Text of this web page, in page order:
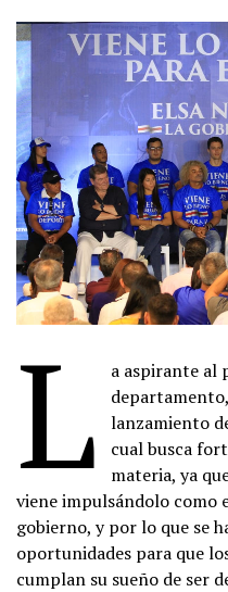
L
a aspirante al
lanzamiento
cual busca
materia, ya
viene impulsándolo como
gobierno, y por lo que se
oportunidades para que
cumplan su sueño de ser